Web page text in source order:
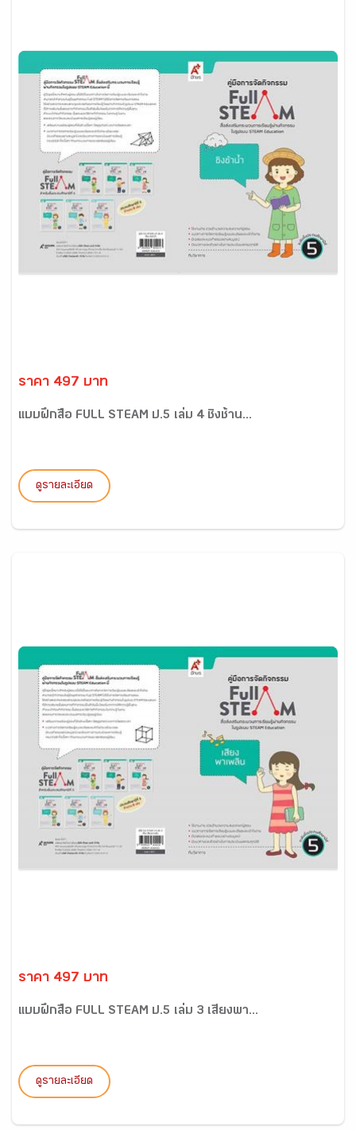
ราคา 497 บาท
แบบฝึกสื่อ FULL STEAM ป.5 เล่ม 4 ชิงช้าน...
ดูรายละเอียด
ราคา 497 บาท
แบบฝึกสื่อ FULL STEAM ป.5 เล่ม 3 เสียงพา...
ดูรายละเอียด